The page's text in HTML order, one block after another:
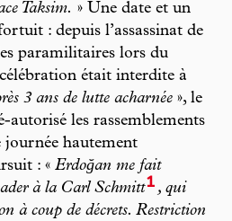
Taksim. » Une date et un
: depuis l’assassinat de
paramilitaires lors du
était interdite à
3 ans de lutte acharnée », le
autorisé les rassemblements
journée hautement
: « Erdoğan me fait
à la Carl Schmitt1 , qui
à coup de décrets. Restriction